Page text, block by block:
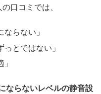
口コミでは、
ならない」
っとではない」
ならないレベルの静音設